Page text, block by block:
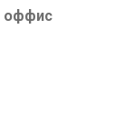
оффис